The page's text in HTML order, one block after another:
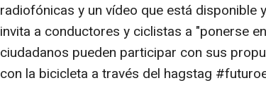
radiofónicas y un vídeo que está disponible
invita a conductores y ciclistas a "ponerse
ciudadanos pueden participar con sus
con la bicicleta a través del hagstag